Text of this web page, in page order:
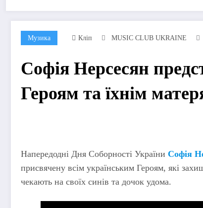
Музика Кліп MUSIC CLUB UKRAINE
Софія Нерсесян
Героям та їхнім
Напередодні Дня Соборності України Софія
присвячену всім українським Героям, які
чекають на своїх синів та дочок удома.